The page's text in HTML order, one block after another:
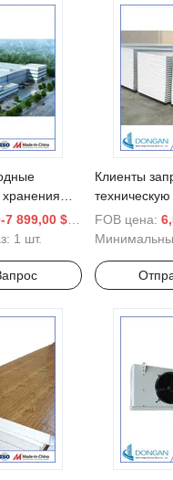
RoHS
7 899,00 $
1 шт.
Клиенты
панелей EPS
FOB цена: